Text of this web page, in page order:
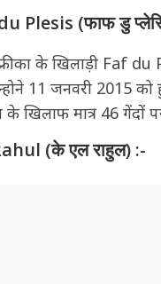
Plesis (फाफ डु
के खिलाड़ी Faf
11 जनवरी 2015 को
के खिलाफ मात्र 46 गेंदों
(के एल राहुल) :-